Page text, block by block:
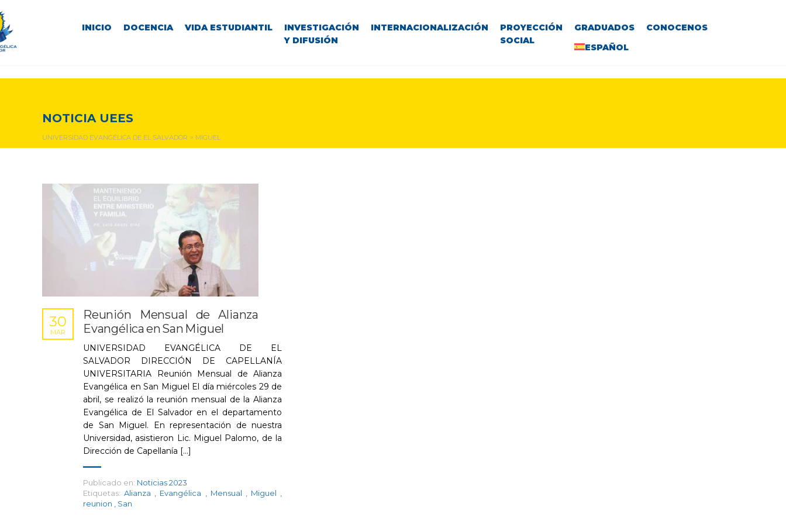
INICIO DOCENCIA VIDA ESTUDIANTIL
INVESTIGACIÓN
Y DIFUSIÓN
INTERNACIONALIZACIÓN
PROYECCIÓN
SOCIAL
GRADUADOS
CONOCENOS
ESPAÑOL
NOTICIA UEES
UNIVERSIDAD EVANGÉLICA DE EL SALVADOR > MIGUEL
Reunión Mensual de Alianza
Evangélica en San Miguel
30
MAR
UNIVERSIDAD EVANGÉLICA DE EL
SALVADOR DIRECCIÓN DE CAPELLANÍA
UNIVERSITARIA Reunión Mensual de Alianza
Evangélica en San Miguel El día miércoles 29 de
abril, se realizó la reunión mensual de la Alianza
Evangélica de El Salvador en el departamento
de San Miguel. En representación de nuestra
Universidad, asistieron Lic. Miguel Palomo, de la
Dirección de Capellanía [...]
Publicado en: Noticias 2023
Etiquetas: Alianza Evangélica Mensual Miguel
reunion
San